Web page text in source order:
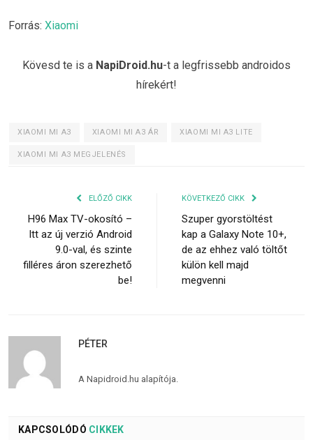
Forrás: Xiaomi
Kövesd te is a NapiDroid.hu-t a legfrissebb androidos
hírekért!
XIAOMI MI A3 XIAOMI MI A3 ÁR XIAOMI MI A3 LITE
XIAOMI MI A3 MEGJELENÉS
ELŐZŐ CIKK
H96 Max TV-okosító –
Itt az új verzió Android
9.0-val, és szinte
filléres áron szerezhető
be!
KÖVETKEZŐ CIKK
Szuper gyorstöltést
kap a Galaxy Note 10+,
de az ehhez való töltőt
külön kell majd
megvenni
PÉTER
A Napidroid.hu alapítója.
KAPCSOLÓDÓ CIKKEK